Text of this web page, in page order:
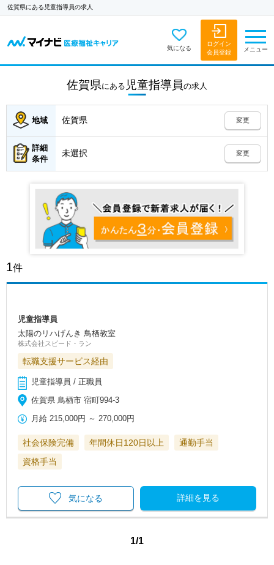
佐賀県にある児童指導員の求人
気になる
ログイン
会員登録
メニュー
佐賀県にある 児童指導員の求人
地域 佐賀県 変更
詳細
条件
未選択 変更
1件
児童指導員
太陽のリハげんき 鳥栖教室
株式会社スピード・ラン
転職支援サービス経由
児童指導員 / 正職員
佐賀県 鳥栖市 宿町994-3
月給 215,000円 ～ 270,000円
社会保険完備 年間休日120日以上
通勤手当
資格手当
詳細を見る
気になる
1/1